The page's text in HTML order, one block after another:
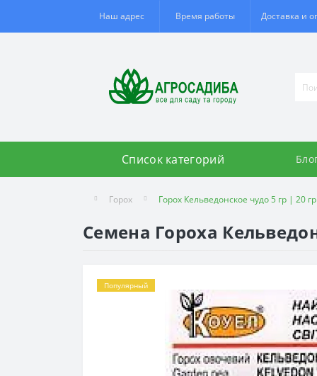
Наш адрес Время работы Доставка и
Список категорий
Горох Горох Кельведонское чудо 5 гр | 20 гр
Семена Гороха
Популярный